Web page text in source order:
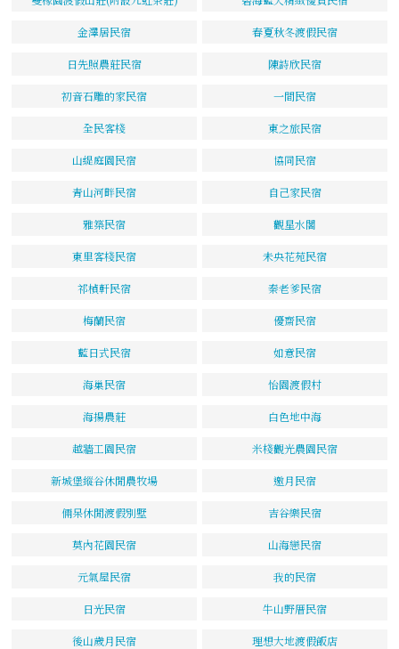
金澤居民宿 春夏秋冬渡假民宿
日先照農莊民宿 陳詩欣民宿
初音石雕的家民宿 一間民宿
全民客棧 東之旅民宿
山緹庭園民宿 協同民宿
青山河畔民宿 自己家民宿
雅築民宿 觀星水閣
東里客棧民宿 未央花苑民宿
祁楨軒民宿 秦老爹民宿
梅蘭民宿 優齋民宿
藍日式民宿 如意民宿
海巢民宿 怡園渡假村
海揚農莊 白色地中海
越牆工園民宿 米棧觀光農園民宿
新城堡縱谷休閒農牧場 邀月民宿
倆呆休閒渡假別墅 吉谷樂民宿
莫內花園民宿 山海戀民宿
元氣屋民宿 我的民宿
日光民宿 牛山野厝民宿
後山歲月民宿 理想大地渡假飯店